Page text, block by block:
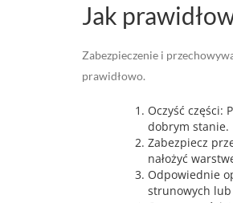
Jak
Zabezpieczenie i
prawidłowo.
Oczyść części:
dobrym stanie.
Zabezpiecz
nałożyć
Odpowiednie
strunowych lub